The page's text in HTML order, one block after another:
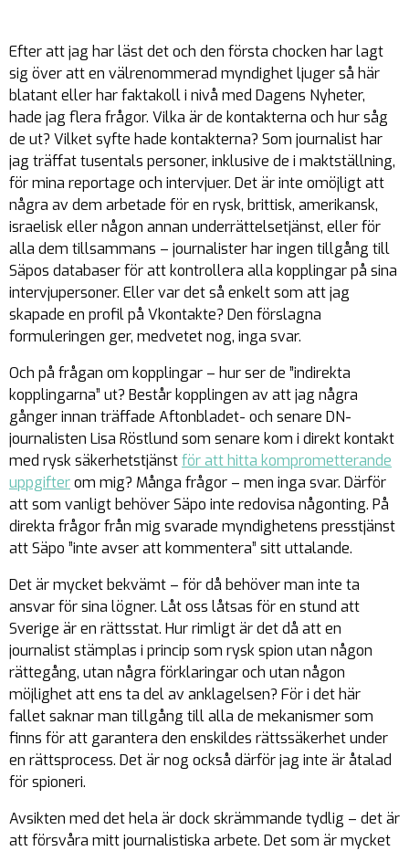
Efter att jag har läst det och den första chocken har lagt
sig över att en välrenommerad myndighet ljuger så här
blatant eller har faktakoll i nivå med Dagens Nyheter,
hade jag flera frågor. Vilka är de kontakterna och hur såg
de ut? Vilket syfte hade kontakterna? Som journalist har
jag träffat tusentals personer, inklusive de i maktställning,
för mina reportage och intervjuer. Det är inte omöjligt att
några av dem arbetade för en rysk, brittisk, amerikansk,
israelisk eller någon annan underrättelsetjänst, eller för
alla dem tillsammans – journalister har ingen tillgång till
Säpos databaser för att kontrollera alla kopplingar på sina
intervjupersoner. Eller var det så enkelt som att jag
skapade en profil på Vkontakte? Den förslagna
formuleringen ger, medvetet nog, inga svar.
Och på frågan om kopplingar – hur ser de ”indirekta
kopplingarna” ut? Består kopplingen av att jag några
gånger innan träffade Aftonbladet- och senare DN-
journalisten Lisa Röstlund som senare kom i direkt kontakt
med rysk säkerhetstjänstför att hitta komprometterande
uppgifterom mig? Många frågor – men inga svar. Därför
att som vanligt behöver Säpo inte redovisa någonting. På
direkta frågor från mig svarade myndighetens presstjänst
att Säpo ”inte avser att kommentera” sitt uttalande.
Det är mycket bekvämt – för då behöver man inte ta
ansvar för sina lögner. Låt oss låtsas för en stund att
Sverige är en rättsstat. Hur rimligt är det då att en
journalist stämplas i princip som rysk spion utan någon
rättegång, utan några förklaringar och utan någon
möjlighet att ens ta del av anklagelsen? För i det här
fallet saknar man tillgång till alla de mekanismer som
finns för att garantera den enskildes rättssäkerhet under
en rättsprocess. Det är nog också därför jag inte är åtalad
för spioneri.
Avsikten med det hela är dock skrämmande tydlig – det är
att försvåra mitt journalistiska arbete. Det som är mycket